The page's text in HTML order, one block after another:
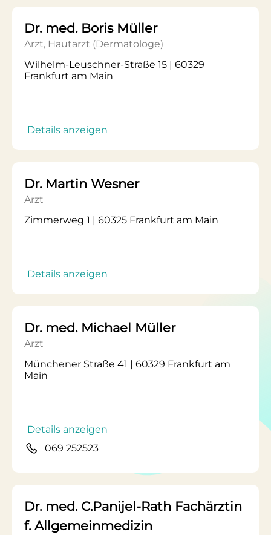
Dr. med. Boris Müller
Arzt, Hautarzt (Dermatologe)
Wilhelm-Leuschner-Straße 15 | 60329
Frankfurt am Main
Details anzeigen
Dr. Martin Wesner
Arzt
Zimmerweg 1 | 60325 Frankfurt am Main
Details anzeigen
Dr. med. Michael Müller
Arzt
Münchener Straße 41 | 60329 Frankfurt am
Main
Details anzeigen
069 252523
Dr. med. C.Panijel-Rath Fachärztin
f. Allgemeinmedizin